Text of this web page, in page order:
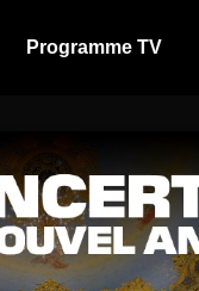
Programme TV